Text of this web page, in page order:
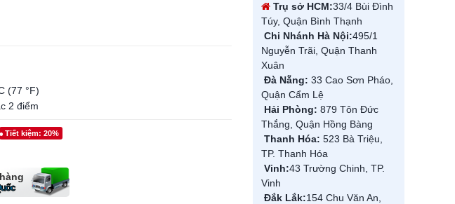
(77 °F)
2 điểm
Tiết kiệm: 20%
Trụ sở HCM:33/4 Bùi Đình
Túy, Quận Bình Thạnh
Chi Nhánh Hà Nội:495/1
Nguyễn Trãi, Quận Thanh
Xuân
Đà Nẵng: 33 Cao Sơn Pháo,
Quận Cẩm Lệ
Hải Phòng: 879 Tôn Đức
Thắng, Quận Hồng Bàng
Thanh Hóa: 523 Bà Triệu,
TP. Thanh Hóa
Vinh:43 Trường Chinh, TP.
Vinh
Đắk Lắk:154 Chu Văn An,